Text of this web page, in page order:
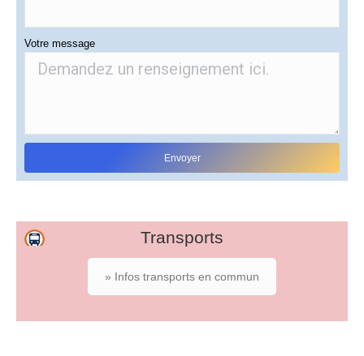
Votre message
Transports
» Infos transports en commun